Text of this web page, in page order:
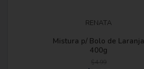
RENATA
Mistura p/ Bolo de Laranja
400g